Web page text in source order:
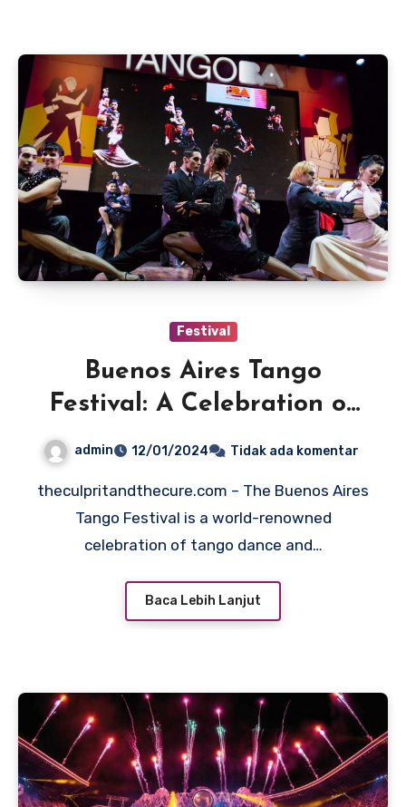
Festival
Buenos Aires Tango
Festival: A Celebration of
admin 12/01/2024 Tidak ada komentar
theculpritandthecure.com – The Buenos Aires
Tango Festival is a world-renowned
celebration of tango dance and…
Baca Lebih Lanjut